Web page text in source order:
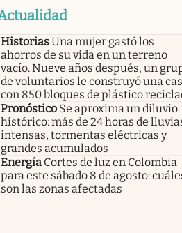
HistoriasUna mujer gastó los
ahorros de su vida en un terreno
vacío. Nueve años después, un
de voluntarios le construyó una
con 850 bloques de plástico
Pronóstico Se aproxima un diluvio
histórico: más de 24 horas de
intensas, tormentas eléctricas y
grandes acumulados
Energía Cortes de luz en Colombia
para este sábado 8 de agosto:
son las zonas afectadas